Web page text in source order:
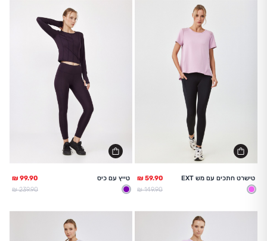
טישרט חתכים עם מש EXT
ורוד
מחיר מלא
149.90 ₪
טייץ עם כיס
סגול
מחיר מלא
239.90 ₪